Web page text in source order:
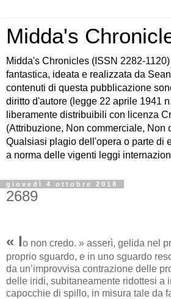
Midda's
Midda's Chronicles (ISSN 2282-
fantastica, ideata e realizzata da
contenuti di questa pubblicazione
diritto d'autore (legge 22 aprile 1941
liberamente distribuibili con licenza
(Attribuzione, Non commerciale, Non
Qualsiasi plagio dell'opera o parte di
a norma delle vigenti leggi
giovedì 4 ottobre 2018
2689
« Io non credo. » asserì, gelida nel
proprio sguardo, e in uno sguardo
da un’improvvisa contrazione delle
delle iridi, subitaneamente ridottesi a
capocchie di spillo, in misura tale da